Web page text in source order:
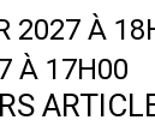
2027 À
À 17H00